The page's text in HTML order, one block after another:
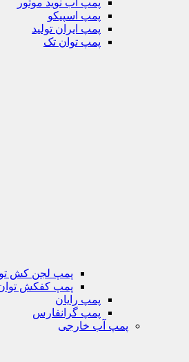
پمپ آب نوید موتور
پمپ اسپیکو
پمپ ایران تولید
پمپ توان تک
پمپ لجن کش
پمپ کفکش
پمپ رایان
پمپ گرانفارس
پمپ آب خارجی